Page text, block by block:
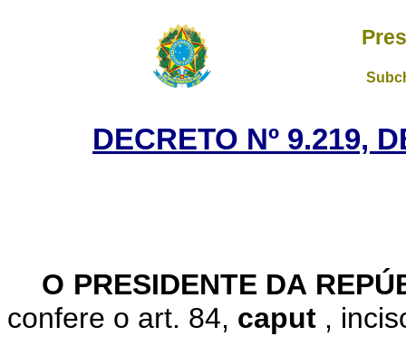
DECRETO Nº 9.219,
O PRESIDENTE DA
confere o art. 84, caput ,